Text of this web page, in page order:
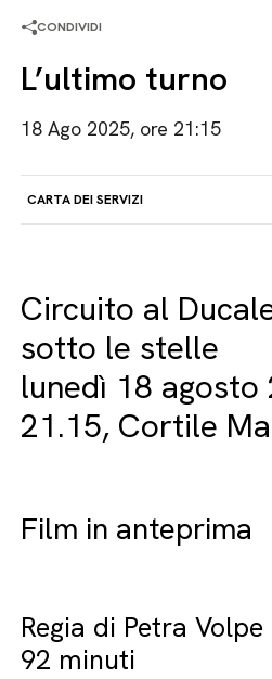
CONDIVIDI
L’ultimo turno
18 Ago 2025, ore 21:15
CARTA DEI SERVIZI
Circuito al
sotto le stelle
lunedì 18 agosto
21.15, Cortile
Film in anteprima
Regia di Petra Volpe
92 minuti